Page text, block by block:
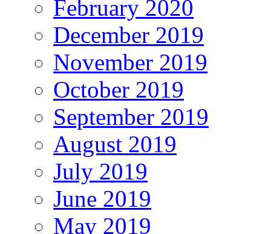
February 2020
December 2019
November 2019
October 2019
September 2019
August 2019
July 2019
June 2019
May 2019